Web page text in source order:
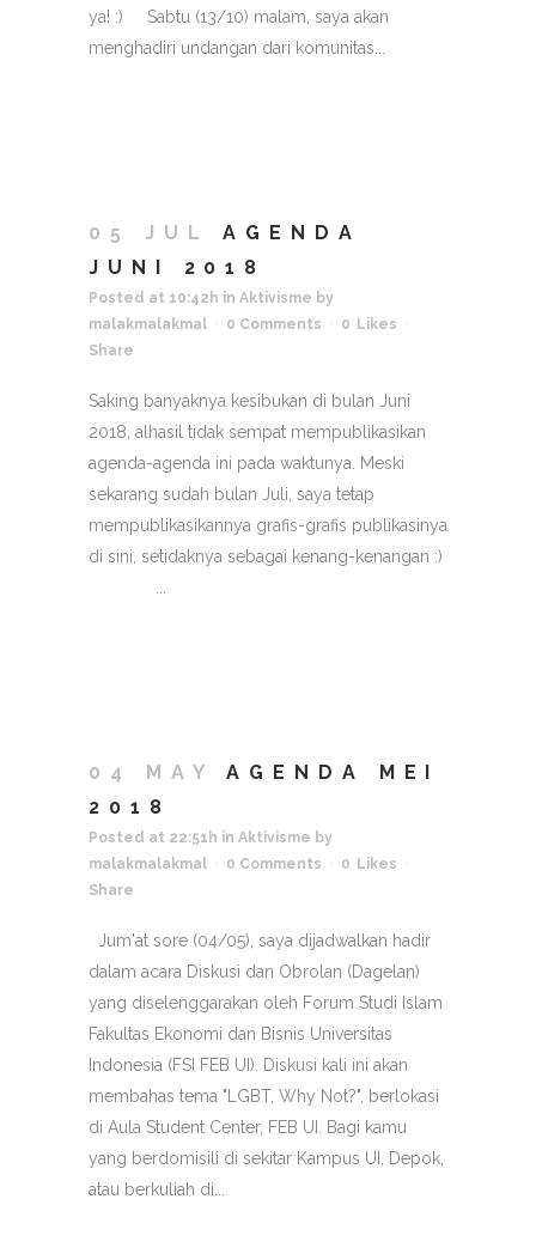
ya! :) Sabtu (13/10) malam, saya akan
menghadiri undangan dari komunitas...
05 JUL
AGENDA
JUNI 2018
Posted at 10:42h in Aktivisme by
malakmalakmal
0 Comments 0
Likes
Share
Saking banyaknya kesibukan di bulan Juni
2018, alhasil tidak sempat mempublikasikan
agenda-agenda ini pada waktunya. Meski
sekarang sudah bulan Juli, saya tetap
mempublikasikannya grafis-grafis publikasinya
di sini, setidaknya sebagai kenang-kenangan :)
04 MAY
AGENDA MEI
2018
Posted at 22:51h in Aktivisme by
malakmalakmal
0 Comments 0
Likes
Share
Jum'at sore (04/05), saya dijadwalkan hadir
dalam acara Diskusi dan Obrolan (Dagelan)
yang diselenggarakan oleh Forum Studi Islam
Fakultas Ekonomi dan Bisnis Universitas
Indonesia (FSI FEB UI). Diskusi kali ini akan
membahas tema "LGBT, Why Not?", berlokasi
di Aula Student Center, FEB UI. Bagi kamu
yang berdomisili di sekitar Kampus UI, Depok,
atau berkuliah di...